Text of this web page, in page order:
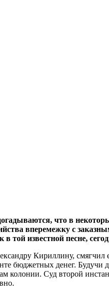
что в
вперемежку с
той известной песне,
Кириллину, смягчил
бюджетных денег.
колонии. Суд второй